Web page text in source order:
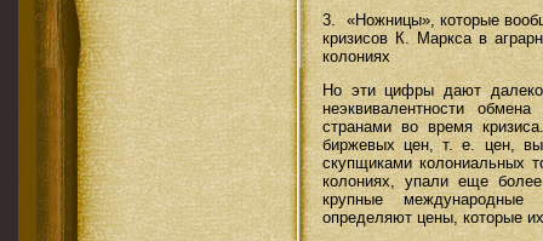
3. «Ножницы», которые
кризисов К. Маркса в
колониях
Но эти цифры дают далеко
неэквивалентности
странами во время
биржевых цен, т. е. цен,
скупщиками колониальных
колониях, упали еще
крупные международ­ные
определяют цены, которые